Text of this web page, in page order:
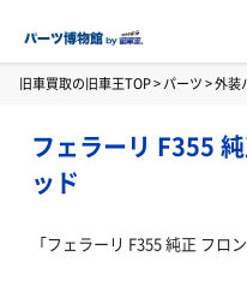
旧車買取の旧車王TOP>パーツ>外装
フェラーリ F355
ッド
「フェラーリ F355 純正 フロ